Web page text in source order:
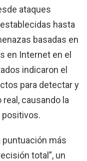
ataques
hasta
basadas en
en Internet en el
indicaron el
para detectar y
causando la
más
total”, un